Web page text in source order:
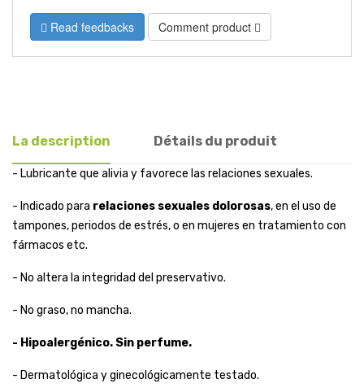
Read feedbacks Comment product
La description Détails du produit
- Lubricante que alivia y favorece las relaciones sexuales.
- Indicado para relaciones sexuales dolorosas, en el uso de
tampones, periodos de estrés, o en mujeres en tratamiento con
fármacos etc.
- No altera la integridad del preservativo.
- No graso, no mancha.
- Hipoalergénico. Sin perfume.
- Dermatológica y ginecológicamente testado.